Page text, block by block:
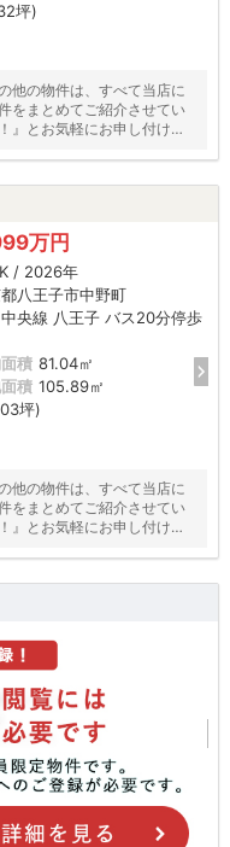
坪)
他の物件は、すべて当店に
をまとめてご紹介させてい
』とお気軽にお申し付けく
万円
/ 2026年
八王子市中野町
中央線 八王子 バス20分停歩
積 81.04㎡
積 105.89㎡
坪)
他の物件は、すべて当店に
をまとめてご紹介させてい
』とお気軽にお申し付けく